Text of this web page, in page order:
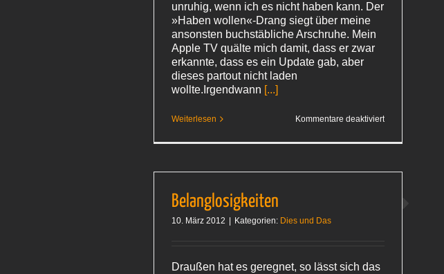
unruhig, wenn ich es nicht haben kann. Der
»Haben wollen«-Drang siegt über meine
ansonsten buchstäbliche Arschruhe. Mein
Apple TV quälte mich damit, dass er zwar
erkannte, dass es ein Update gab, aber
dieses partout nicht laden
wollte.Irgendwann [...]
Weiterlesen Kommentare deaktiviertfür
Belanglosigkeiten
10. März 2012 Kategorien: Dies und Das
Draußen hat es geregnet, so lässt sich das